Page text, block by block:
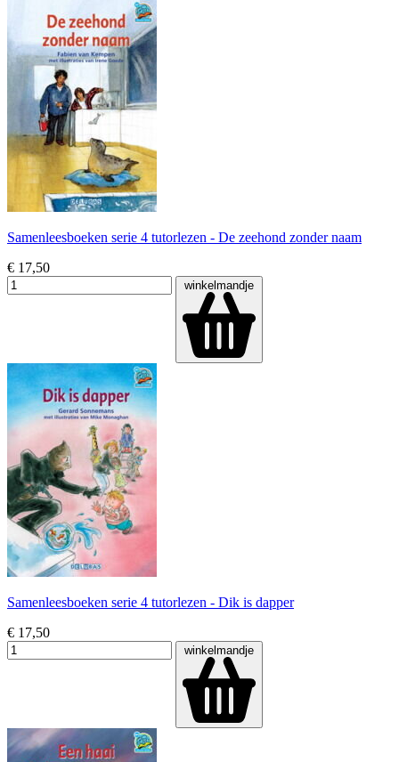
Samenleesboeken serie 4 tutorlezen - De zeehond zonder naam
€ 17,50
winkelmandje
Samenleesboeken serie 4 tutorlezen - Dik is dapper
€ 17,50
winkelmandje